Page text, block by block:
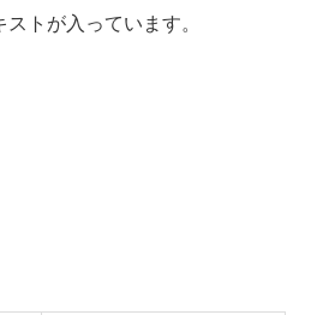
トが入っています。